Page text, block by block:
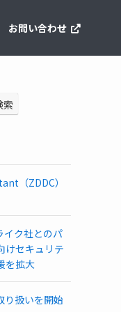
お問い合わせ
索
（ZDDC）
イク社とのパ
けセキュリテ
を拡大
り扱いを開始